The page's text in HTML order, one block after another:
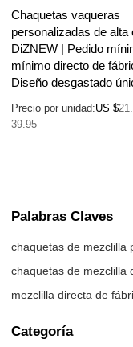
Chaquetas vaqueras
personalizadas de alta
DiZNEW | Pedido
mínimo directo de
Diseño desgastado
Precio por unidad:US $
39.95
Palabras Claves
chaquetas de mezclilla
chaquetas de mezclilla
mezclilla directa de
Categoría